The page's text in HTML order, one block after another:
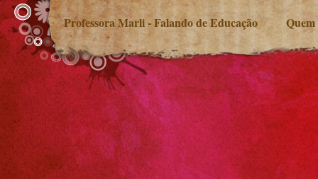
Professora Marli - Falando de Educação Quem
Passe livre intermunicipal para estudantes